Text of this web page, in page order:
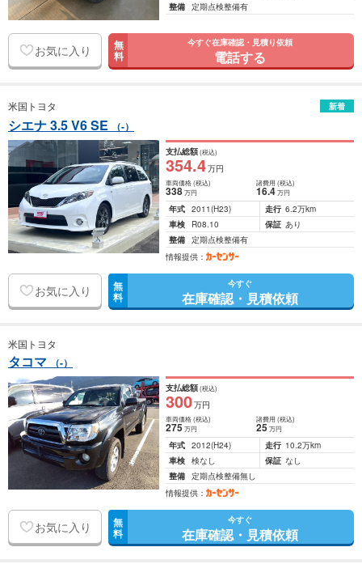
整備 定期点検整備有
お気に入り 無
料
今すぐ在庫確認・見積り依頼
電話する
米国トヨタ 新着
シエナ 3.5 V6 SE （-）
支払総額(税込)
354.4万円
車両価格(税込)
338万円
諸費用 (税込)
16.4 万円
年式 2011(H23) 走行 6.2万km
車検
R08.10 保証 あり
整備 定期点検整備有
情報提供：
お気に入り 無
料
今すぐ
在庫確認・見積依頼
米国トヨタ
タコマ （-）
支払総額(税込)
300万円
車両価格(税込)
275万円
諸費用 (税込)
25 万円
年式 2012(H24) 走行 10.2万km
車検 検なし 保証 なし
整備 定期点検整備無し
情報提供：
お気に入り 無
料
今すぐ
在庫確認・見積依頼